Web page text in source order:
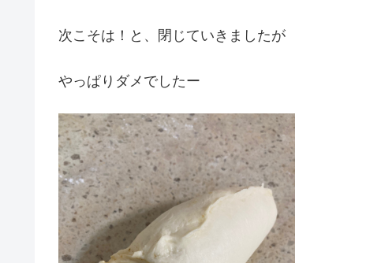
次こそは！と、閉じていきましたが
やっぱりダメでしたー